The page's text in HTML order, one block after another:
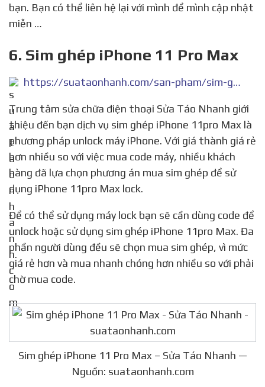
bạn. Bạn có thể liên hệ lại với mình để mình cập nhật
miễn …
6. Sim ghép iPhone 11 Pro Max
https://suataonhanh.com/san-pham/sim-ghep-iphone-11-pro-max/
Trung tâm sửa chữa điện thoại Sửa Táo Nhanh giới
thiệu đến bạn dịch vụ sim ghép iPhone 11pro Max là
phương pháp unlock máy iPhone. Với giá thành giá rẻ
hơn nhiều so với việc mua code máy, nhiều khách
hàng đã lựa chọn phương án mua sim ghép để sử
dụng iPhone 11pro Max lock.
Để có thể sử dụng máy lock bạn sẽ cần dùng code để
unlock hoặc sử dụng sim ghép iPhone 11pro Max. Đa
phần người dùng đều sẽ chọn mua sim ghép, vì mức
giá rẻ hơn và mua nhanh chóng hơn nhiều so với phải
chờ mua code.
Sim ghép iPhone 11 Pro Max – Sửa Táo Nhanh —
Nguồn: suataonhanh.com